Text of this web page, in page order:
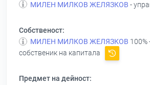
МИЛЕН МИЛКОВ ЖЕЛЯЗКОВ -
Собственост:
МИЛЕН МИЛКОВ ЖЕЛЯЗКОВ 100%
собственик на капитала
Предмет на дейност: